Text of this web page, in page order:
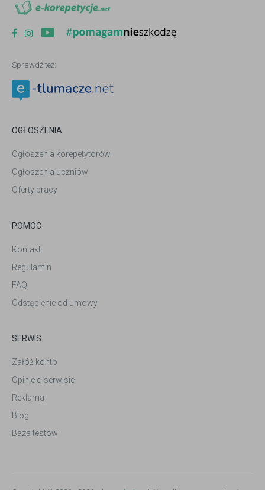
Sprawdź też:
OGŁOSZENIA
Ogłoszenia korepetytorów
Ogłoszenia uczniów
Oferty pracy
POMOC
Kontakt
Regulamin
FAQ
Odstąpienie od umowy
SERWIS
Załóż konto
Opinie o serwisie
Reklama
Blog
Baza testów